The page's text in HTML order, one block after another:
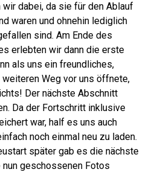
dabei, da sie für den Ablauf
waren und ohnehin lediglich
sind. Am Ende des
erlebten wir dann die erste
als uns ein freundliches,
Weg vor uns öffnete,
Der nächste Abschnitt
Da der Fortschritt inklusive
war, half es uns auch
noch einmal neu zu laden.
später gab es die nächste
geschossenen Fotos